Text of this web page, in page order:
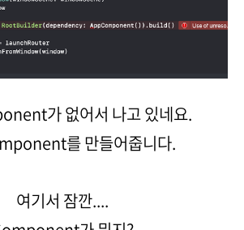
가 없어서 나고 있네요.
를 만들어줍니다.
여기서 잠깐....